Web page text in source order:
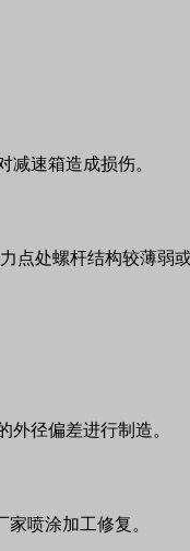
速箱造成损伤。
点处螺杆结构较薄弱
径偏差进行制造。
喷涂加工修复。